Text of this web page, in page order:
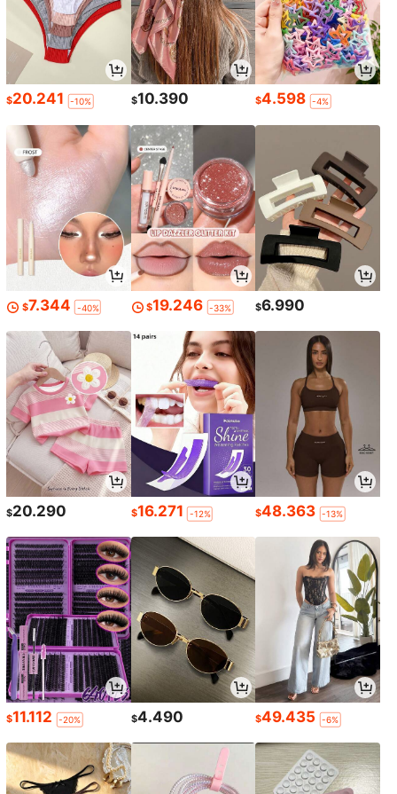
$20.241 -10% $10.390 $4.598 -4%
$7.344 -40% $19.246 -33% $6.990
$20.290 $16.271 -12% $48.363 -13%
$11.112 -20% $4.490 $49.435 -6%